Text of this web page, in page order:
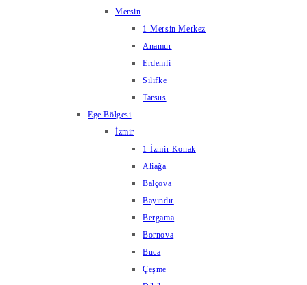
Mersin
1-Mersin Merkez
Anamur
Erdemli
Silifke
Tarsus
Ege Bölgesi
İzmir
1-İzmir Konak
Aliağa
Balçova
Bayındır
Bergama
Bornova
Buca
Çeşme